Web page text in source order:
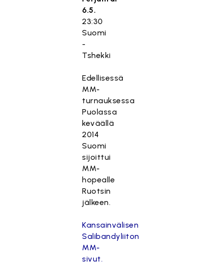
6.5.
23:30
Suomi
-
Tshekki
Edellisessä
MM-
turnauksessa
Puolassa
keväällä
2014
Suomi
sijoittui
MM-
hopealle
Ruotsin
jälkeen.
Kansainvälisen
Salibandyliiton
MM-
sivut.